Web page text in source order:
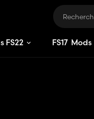
FS22 FS17 Mods